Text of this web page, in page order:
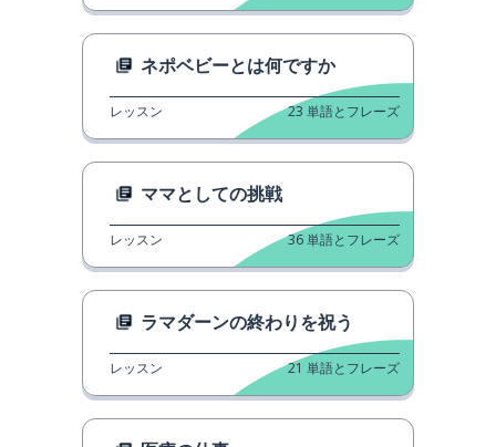
ネポベビーとは何ですか
レッスン 23 単語とフレーズ
ママとしての挑戦
レッスン 36単語とフレーズ
ラマダーンの終わりを祝う
レッスン 21 単語とフレーズ